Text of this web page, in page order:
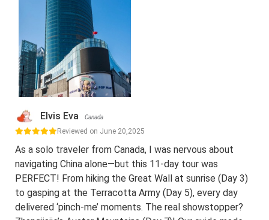
Elvis Eva Canada
Reviewed on June 20,2025
As a solo traveler from Canada, I was nervous about
navigating China alone—but this 11-day tour was
PERFECT! From hiking the Great Wall at sunrise (Day 3)
to gasping at the Terracotta Army (Day 5), every day
delivered ‘pinch-me’ moments. The real showstopper?